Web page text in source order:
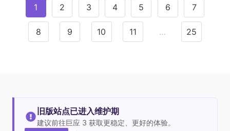
1 2 3 4 5 6 7
8 9 10 11 … 25
旧版站点已进入维护期
建议前往巨应 3 获取更稳定、更好的体验。